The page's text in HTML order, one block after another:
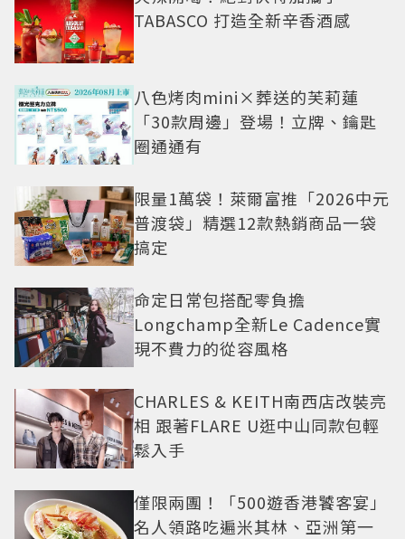
TABASCO 打造全新辛香酒感
八色烤肉mini×葬送的芙莉蓮
「30款周邊」登場！立牌、鑰匙
圈通通有
限量1萬袋！萊爾富推「2026中元
普渡袋」精選12款熱銷商品一袋
搞定
命定日常包搭配零負擔
Longchamp全新Le Cadence實
現不費力的從容風格
CHARLES & KEITH南西店改裝亮
相 跟著FLARE U逛中山同款包輕
鬆入手
僅限兩團！「500遊香港饕客宴」
名人領路吃遍米其林、亞洲第一